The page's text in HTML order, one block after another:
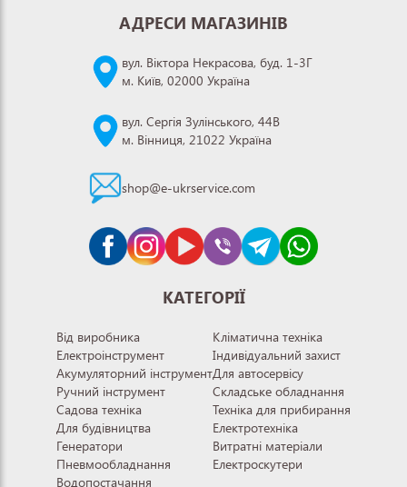
АДРЕСИ МАГАЗИНІВ
вул. Віктора Некрасова, буд. 1-3Г
м. Київ, 02000 Україна
вул. Сергія Зулінського, 44В
м. Вінниця, 21022 Україна
shop@e-ukrservice.com
КАТЕГОРІЇ
Від виробника
Електроінструмент
Акумуляторний інструмент
Ручний інструмент
Садова техніка
Для будівництва
Генератори
Пневмообладнання
Водопостачання
Кліматична техніка
Індивідуальний захист
Для автосервісу
Складське обладнання
Техніка для прибирання
Електротехніка
Витратні матеріали
Електроскутери